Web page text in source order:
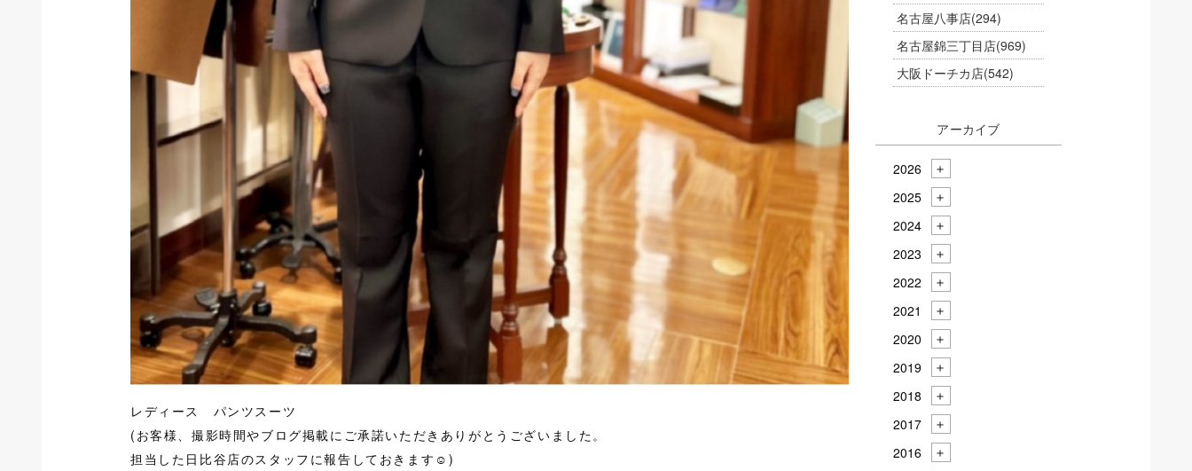
レディース パンツスーツ
(お客様、撮影時間やブログ掲載にご承諾いただきありがとうございました。
担当した日比谷店のスタッフに報告しておきます☺︎)
名古屋八事店(294)
名古屋錦三丁目店(969)
大阪ドーチカ店(542)
アーカイブ
2026
2025
2024
2023
2022
2021
2020
2019
2018
2017
2016